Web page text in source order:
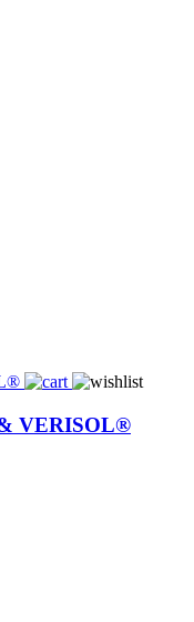
VERISOL®